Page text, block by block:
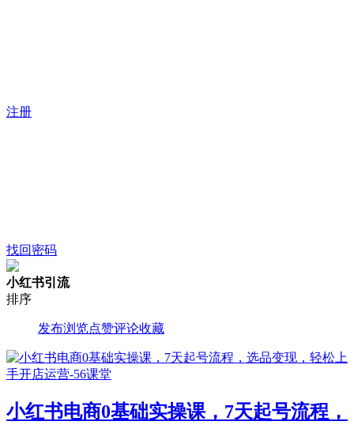
注册
找回密码
小红书引流
排序
发布浏览点赞评论收藏
小红书电商0基础实操课，7天起号流程，